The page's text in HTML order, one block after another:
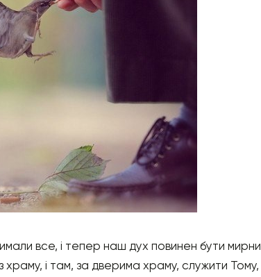
все, і тепер наш дух повинен бути
храму, і там, за дверима храму, служити